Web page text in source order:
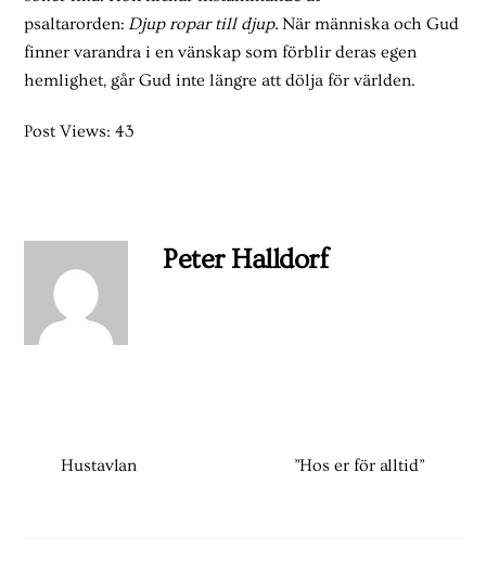
psaltarorden:Djup ropar till djup. När människa och Gud
finner varandra i en vänskap som förblir deras egen
hemlighet, går Gud inte längre att dölja för världen.
Post Views: 43
Peter Halldorf
Hustavlan ”Hos er för alltid”